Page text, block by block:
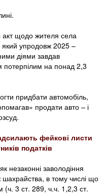
акт щодо жителя села
який упродовж 2025 –
діями завдав
потерпілим на понад 2,3
придбати автомобіль,
продати авто – і
фейкові листи
податків
незаконні заволодіння
в тому числі що
(ч. 3 ст. 289, ч.ч. 1,2,3 ст.